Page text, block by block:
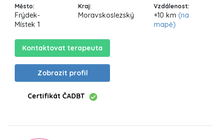
Město:
Frýdek-
Místek 1
Kraj:
Moravskoslezský
Vzdálenost:
+10 km (na
mapě)
Kontaktovat terapeuta
Zobrazit profil
Certifikát ČADBT